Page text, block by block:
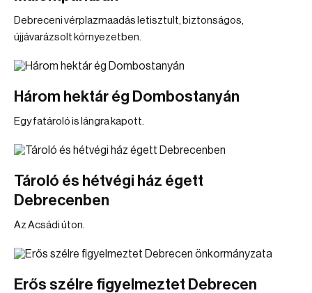
Debreceni vérplazmaadás letisztult, biztonságos,
újjávarázsolt környezetben.
Három hektár ég Dombostanyán
Egy fatároló is lángra kapott.
Tároló és hétvégi ház égett
Debrecenben
Az Acsádi úton.
Erős szélre figyelmeztet Debrecen